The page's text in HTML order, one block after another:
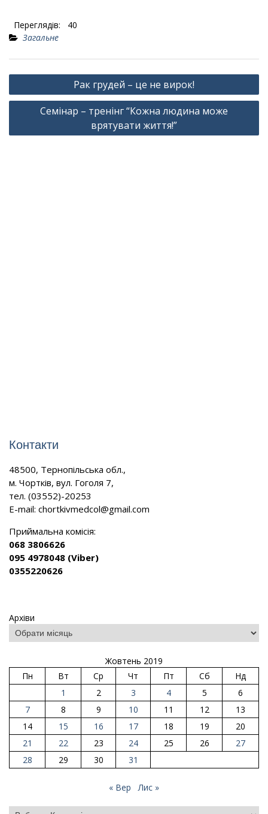
Переглядів:
40
Загальне
Навігація
записів
Рак грудей – це не вирок!
Семінар – тренінг “Кожна людина може
врятувати життя!”
Контакти
48500, Тернопільська обл.,
м. Чортків, вул. Гоголя 7,
тел. (03552)-20253
E-mail: chortkivmedcol@gmail.com
Приймальна комісія:
068 3806626
095 4978048 (Viber)
0355220626
Архіви
Жовтень 2019
Пн
Вт Ср Чт Пт Сб
Нд
1
2 3 4 5
6
7
8 9 10 11 12
13
14
15 16 17 18 19
20
21
22 23 24 25 26
27
28
29 30 31
« Вер Лис »